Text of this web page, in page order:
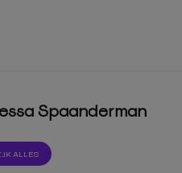
Spaanderman
ALLES